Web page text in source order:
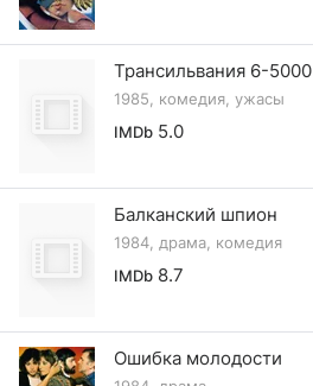
Трансильвания 6-5000
1985, комедия, ужасы
IMDb 5.0
Балканский шпион
1984, драма, комедия
IMDb 8.7
Ошибка молодости